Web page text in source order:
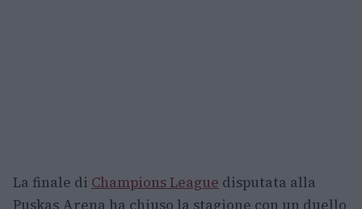
La finale di Champions League disputata alla
Puskas Arena ha chiuso la stagione con un duello